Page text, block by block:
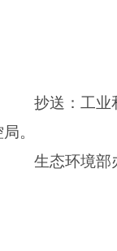
抄送：工业和
。
生态环境部